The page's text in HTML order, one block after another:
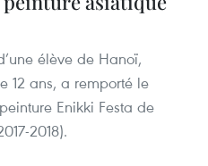
élève de Hanoï,
12 ans, a remporté le
Enikki Festa de
2018).